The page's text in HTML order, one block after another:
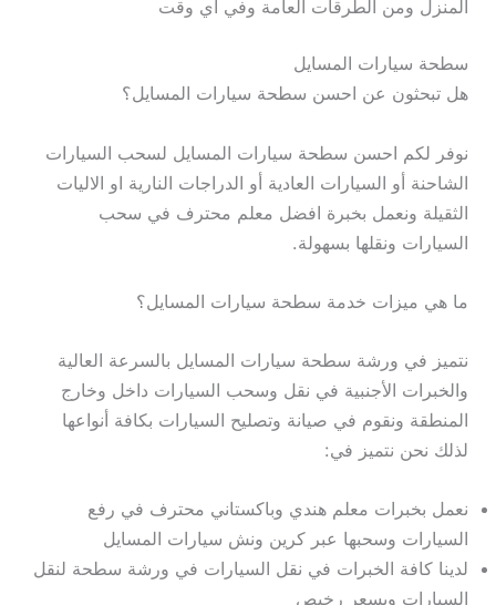
المنزل ومن الطرقات العامة وفي اي وقت
سطحة سيارات المسايل
هل تبحثون عن احسن سطحة سيارات المسايل؟
نوفر لكم احسن سطحة سيارات المسايل لسحب السيارات
الشاحنة أو السيارات العادية أو الدراجات النارية او الاليات
الثقيلة ونعمل بخبرة افضل معلم محترف في سحب
السيارات ونقلها بسهولة.
ما هي ميزات خدمة سطحة سيارات المسايل؟
نتميز في ورشة سطحة سيارات المسايل بالسرعة العالية
والخبرات الأجنبية في نقل وسحب السيارات داخل وخارج
المنطقة ونقوم في صيانة وتصليح السيارات بكافة أنواعها
لذلك نحن نتميز في:
نعمل بخبرات معلم هندي وباكستاني محترف في رفع
السيارات وسحبها عبر كرين ونش سيارات المسايل
لدينا كافة الخبرات في نقل السيارات في ورشة سطحة لنقل
السيارات وبسعر رخيص